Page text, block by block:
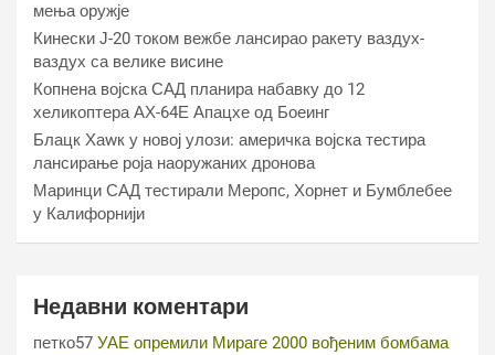
мења оружје
Кинески Ј-20 током вежбе лансирао ракету ваздух-
ваздух са велике висине
Копнена војска САД планира набавку до 12
хеликоптера АХ-64Е Апацхе од Боеинг
Блацк Хаwк у новој улози: америчка војска тестира
лансирање роја наоружаних дронова
Маринци САД тестирали Меропс, Хорнет и Бумблебее
у Калифорнији
Недавни коментари
петко57 УАЕ опремили Мираге 2000 вођеним бомбама